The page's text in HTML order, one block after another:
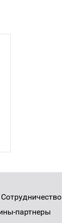
Сотрудничество
партнеры